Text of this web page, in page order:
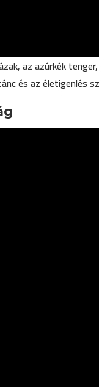
az azúrkék
és az életigenlés